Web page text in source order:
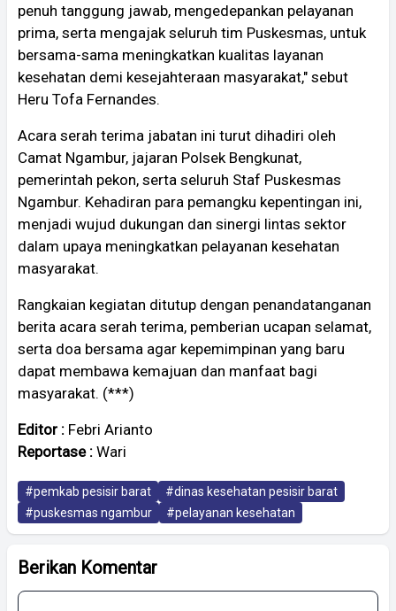
penuh tanggung jawab, mengedepankan pelayanan
prima, serta mengajak seluruh tim Puskesmas, untuk
bersama-sama meningkatkan kualitas layanan
kesehatan demi kesejahteraan masyarakat," sebut
Heru Tofa Fernandes.
Acara serah terima jabatan ini turut dihadiri oleh
Camat Ngambur, jajaran Polsek Bengkunat,
pemerintah pekon, serta seluruh Staf Puskesmas
Ngambur. Kehadiran para pemangku kepentingan ini,
menjadi wujud dukungan dan sinergi lintas sektor
dalam upaya meningkatkan pelayanan kesehatan
masyarakat.
Rangkaian kegiatan ditutup dengan penandatanganan
berita acara serah terima, pemberian ucapan selamat,
serta doa bersama agar kepemimpinan yang baru
dapat membawa kemajuan dan manfaat bagi
masyarakat. (***)
Editor : Febri Arianto
Reportase : Wari
#pemkab pesisir barat
#dinas kesehatan pesisir barat
#puskesmas ngambur
#pelayanan kesehatan
Berikan Komentar